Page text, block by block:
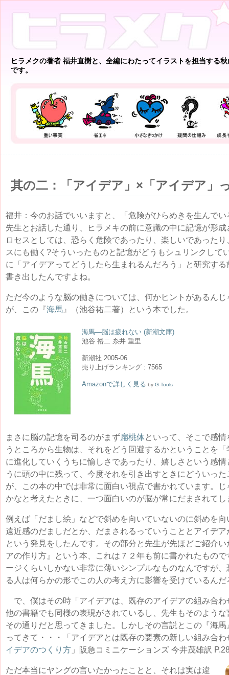
ヒラメクの著者 福井直樹と、全編にわたってイラストを担当する
です。
其の二：「アイデア」×「アイデア」
福井：今のお話でいいますと、「危険がひらめきを生んで
先生とお話した通り、ヒラメキの前に意識の中に記憶が形
ロセスとしては、恐らく危険であったり、楽しいであった
スにも働く?そういったものと記憶がどうもシュリンクして
に「アイデアってどうしたら生まれるんだろう」と研究す
書き出したんですよね。
ただ今のような脳の働きについては、何かヒントがあるん
が、この『海馬 』（池谷祐二著）という本でした。
海馬―脳は疲れない (新潮文庫)
池谷 裕二 糸井 重里
新潮社 2005-06
売り上げランキング : 7565
Amazonで詳しく見る by G-Tools
まさに脳の記憶を司るのがまず扁桃体といって、そこで感
うところから生物は、それをどう回避するかということを
に進化していくうちに愉しさであったり、嬉しさという感
うに頭の中に残って、今度それを引き出すときにどういっ
が、この本の中では非常に面白い視点で書かれています。
かなと考えたときに、一つ面白いのが脳が常にだまされて
例えば「だまし絵」などで斜めを向いていないのに斜めを
遠近感のだましだとか、だまされるっていうこととアイデ
という発見をしたんです。その部分と先生が先ほどご紹介
アの作り方』という本、これは７２年も前に書かれたもの
ージくらいしかない非常に薄いシンプルなものなんですが
る人は何らかの形でこの人の考え方に影響を受けているんだ
で、僕はその時「アイデアは、既存のアイデアの組み合
他の書籍でも同様の表現がされているし、先生もそのよう
その通りだと思ってきました。しかしその言説とこの『海
ってきて・・・「アイデアとは既存の要素の新しい組み合
イデアのつくり方 」阪急コミニケーションズ 今井茂雄訳
ただ本当にヤングの言いたかったことと、それは実は違